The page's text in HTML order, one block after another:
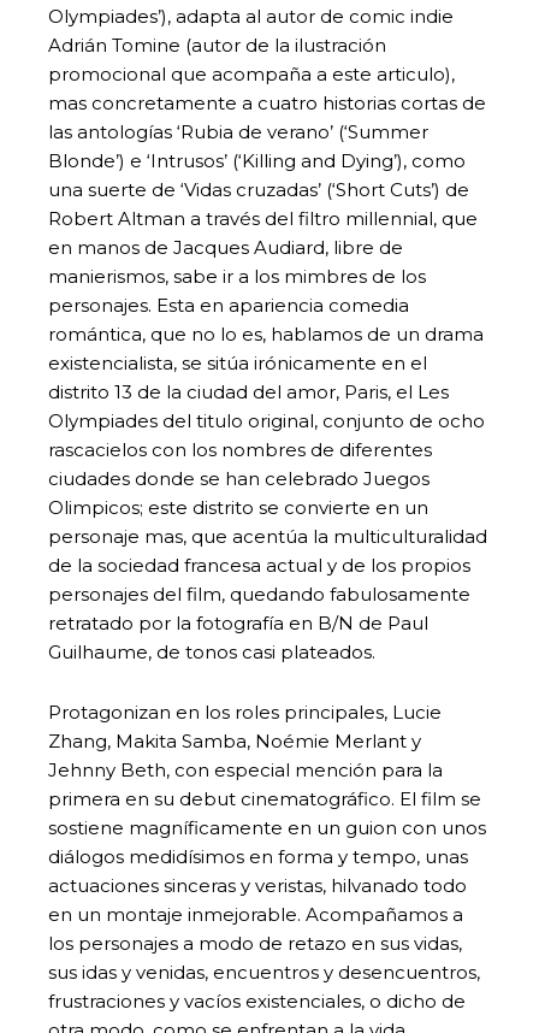
Olympiades’), adapta al autor de comic indie
Adrián Tomine (autor de la ilustración
promocional que acompaña a este articulo),
mas concretamente a cuatro historias cortas de
las antologías ‘Rubia de verano’ (‘Summer
Blonde’) e ‘Intrusos’ (‘Killing and Dying’), como
una suerte de ‘Vidas cruzadas’ (‘Short Cuts’) de
Robert Altman a través del filtro millennial, que
en manos de Jacques Audiard, libre de
manierismos, sabe ir a los mimbres de los
personajes. Esta en apariencia comedia
romántica, que no lo es, hablamos de un drama
existencialista, se sitúa irónicamente en el
distrito 13 de la ciudad del amor, Paris, el Les
Olympiades del titulo original, conjunto de ocho
rascacielos con los nombres de diferentes
ciudades donde se han celebrado Juegos
Olimpicos; este distrito se convierte en un
personaje mas, que acentúa la multiculturalidad
de la sociedad francesa actual y de los propios
personajes del film, quedando fabulosamente
retratado por la fotografía en B/N de Paul
Guilhaume, de tonos casi plateados.
Protagonizan en los roles principales, Lucie
Zhang, Makita Samba, Noémie Merlant y
Jehnny Beth, con especial mención para la
primera en su debut cinematográfico. El film se
sostiene magníficamente en un guion con unos
diálogos medidísimos en forma y tempo, unas
actuaciones sinceras y veristas, hilvanado todo
en un montaje inmejorable. Acompañamos a
los personajes a modo de retazo en sus vidas,
sus idas y venidas, encuentros y desencuentros,
frustraciones y vacíos existenciales, o dicho de